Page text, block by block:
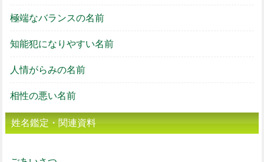
極端なバランスの名前
知能犯になりやすい名前
人情がらみの名前
相性の悪い名前
姓名鑑定・関連資料